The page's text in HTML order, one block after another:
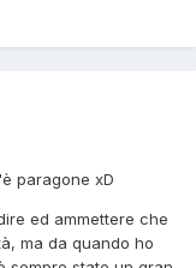
paragone xD
ed ammettere che
ma da quando ho